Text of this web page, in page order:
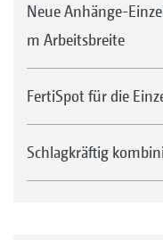
Neue Anhänge-
m Arbeitsbreite
FertiSpot für die
Schlagkräftig